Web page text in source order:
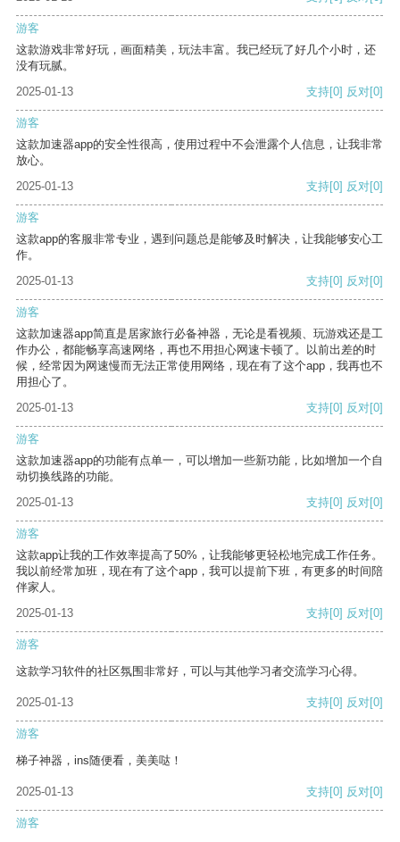
游客
这款游戏非常好玩，画面精美，玩法丰富。我已经玩了好几个小时，还
没有玩腻。
2025-01-13
支持[0] 反对[0]
游客
这款加速器app的安全性很高，使用过程中不会泄露个人信息，让我非常
放心。
2025-01-13
支持[0] 反对[0]
游客
这款app的客服非常专业，遇到问题总是能够及时解决，让我能够安心工
作。
2025-01-13
支持[0] 反对[0]
游客
这款加速器app简直是居家旅行必备神器，无论是看视频、玩游戏还是工
作办公，都能畅享高速网络，再也不用担心网速卡顿了。以前出差的时
候，经常因为网速慢而无法正常使用网络，现在有了这个app，我再也不
用担心了。
2025-01-13
支持[0] 反对[0]
游客
这款加速器app的功能有点单一，可以增加一些新功能，比如增加一个自
动切换线路的功能。
2025-01-13
支持[0] 反对[0]
游客
这款app让我的工作效率提高了50%，让我能够更轻松地完成工作任务。
我以前经常加班，现在有了这个app，我可以提前下班，有更多的时间陪
伴家人。
2025-01-13
支持[0] 反对[0]
游客
这款学习软件的社区氛围非常好，可以与其他学习者交流学习心得。
2025-01-13 支持[0] 反对[0]
游客
梯子神器，ins随便看，美美哒！
2025-01-13 支持[0] 反对[0]
游客